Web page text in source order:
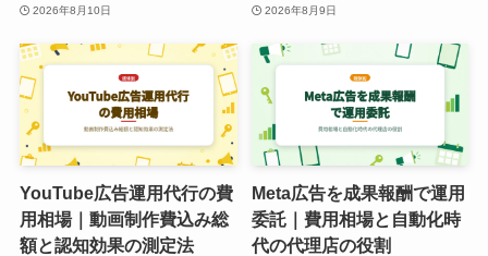
2026年8月10日 2026年8月9日
YouTube広告運用代行の費
用相場｜動画制作費込み総
額と認知効果の測定法
Meta広告を成果報酬で運用
委託｜費用相場と自動化時
代の代理店の役割